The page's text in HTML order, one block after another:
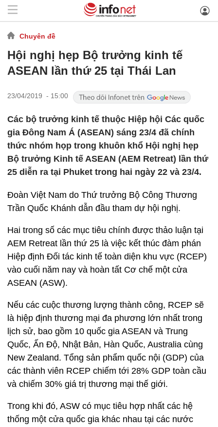
Chuyên đề
Hội nghị hẹp Bộ trưởng kinh tế
ASEAN lần thứ 25 tại Thái Lan
23/04/2019 - 15:00
Các bộ trưởng kinh tế thuộc Hiệp hội Các quốc
gia Đông Nam Á (ASEAN) sáng 23/4 đã chính
thức nhóm họp trong khuôn khổ Hội nghị hẹp
Bộ trưởng Kinh tế ASEAN (AEM Retreat) lần thứ
25 diễn ra tại Phuket trong hai ngày 22 và 23/4.
Đoàn Việt Nam do Thứ trưởng Bộ Công Thương
Trần Quốc Khánh dẫn đầu tham dự hội nghị.
Hai trong số các mục tiêu chính được thảo luận tại
AEM Retreat lần thứ 25 là việc kết thúc đàm phán
Hiệp định Đối tác kinh tế toàn diện khu vực (RCEP)
vào cuối năm nay và hoàn tất Cơ chế một cửa
ASEAN (ASW).
Nếu các cuộc thương lượng thành công, RCEP sẽ
là hiệp định thương mại đa phương lớn nhất trong
lịch sử, bao gồm 10 quốc gia ASEAN và Trung
Quốc, Ấn Độ, Nhật Bản, Hàn Quốc, Australia cùng
New Zealand. Tổng sản phẩm quốc nội (GDP) của
các thành viên RCEP chiếm tới 28% GDP toàn cầu
và chiếm 30% giá trị thương mại thế giới.
Trong khi đó, ASW có mục tiêu hợp nhất các hệ
thống một cửa quốc gia khác nhau tại các nước